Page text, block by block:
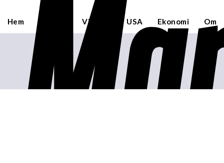
Hem Världen USA Ekonomi Om